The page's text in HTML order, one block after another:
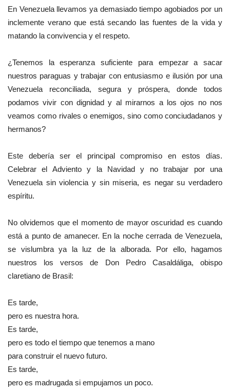
En Venezuela llevamos ya demasiado tiempo agobiados por un
inclemente verano que está secando las fuentes de la vida y
matando la convivencia y el respeto.
¿Tenemos la esperanza suficiente para empezar a sacar
nuestros paraguas y trabajar con entusiasmo e ilusión por una
Venezuela reconciliada, segura y próspera, donde todos
podamos vivir con dignidad y al mirarnos a los ojos no nos
veamos como rivales o enemigos, sino como conciudadanos y
hermanos?
Este debería ser el principal compromiso en estos días.
Celebrar el Adviento y la Navidad y no trabajar por una
Venezuela sin violencia y sin miseria, es negar su verdadero
espíritu.
No olvidemos que el momento de mayor oscuridad es cuando
está a punto de amanecer. En la noche cerrada de Venezuela,
se vislumbra ya la luz de la alborada. Por ello, hagamos
nuestros los versos de Don Pedro Casaldáliga, obispo
claretiano de Brasil:
Es tarde,
pero es nuestra hora.
Es tarde,
pero es todo el tiempo que tenemos a mano
para construir el nuevo futuro.
Es tarde,
pero es madrugada si empujamos un poco.